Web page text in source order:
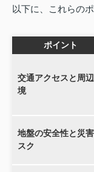
以下に、これらの
ポイント
交通アクセスと周
境
地盤の安全性と災害
スク